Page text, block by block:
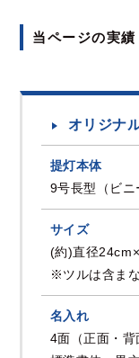
当ページの実
オリジナ
提灯本体
9号長型（ビ
サイズ
(約)直径
※ツルは含ま
名入れ
4面（正面・背